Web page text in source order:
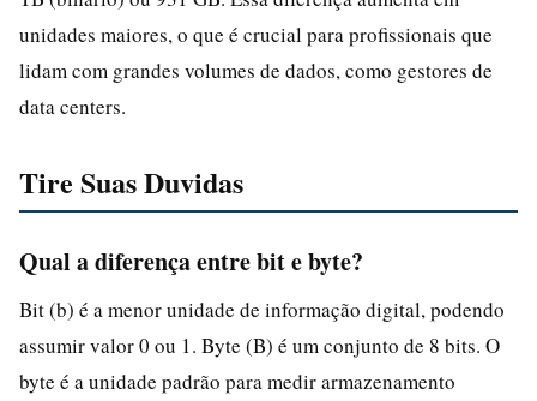
unidades maiores, o que é crucial para profissionais que
lidam com grandes volumes de dados, como gestores de
data centers.
Tire Suas Duvidas
Qual a diferença entre bit e byte?
Bit (b) é a menor unidade de informação digital, podendo
assumir valor 0 ou 1. Byte (B) é um conjunto de 8 bits. O
byte é a unidade padrão para medir armazenamento